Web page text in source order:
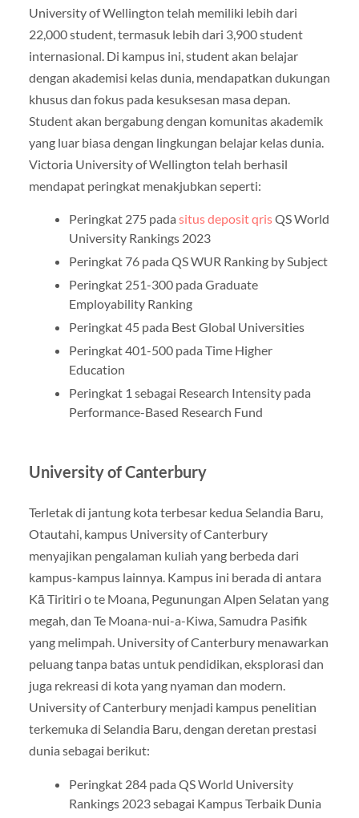
University of Wellington telah memiliki lebih dari
22,000 student, termasuk lebih dari 3,900 student
internasional. Di kampus ini, student akan belajar
dengan akademisi kelas dunia, mendapatkan dukungan
khusus dan fokus pada kesuksesan masa depan.
Student akan bergabung dengan komunitas akademik
yang luar biasa dengan lingkungan belajar kelas dunia.
Victoria University of Wellington telah berhasil
mendapat peringkat menakjubkan seperti:
Peringkat 275 pada situs deposit qrisQS World
University Rankings 2023
Peringkat 76 pada QS WUR Ranking by Subject
Peringkat 251-300 pada Graduate
Employability Ranking
Peringkat 45 pada Best Global Universities
Peringkat 401-500 pada Time Higher
Education
Peringkat 1 sebagai Research Intensity pada
Performance-Based Research Fund
University of Canterbury
Terletak di jantung kota terbesar kedua Selandia Baru,
Otautahi, kampus University of Canterbury
menyajikan pengalaman kuliah yang berbeda dari
kampus-kampus lainnya. Kampus ini berada di antara
Kā Tiritiri o te Moana, Pegunungan Alpen Selatan yang
megah, dan Te Moana-nui-a-Kiwa, Samudra Pasifik
yang melimpah. University of Canterbury menawarkan
peluang tanpa batas untuk pendidikan, eksplorasi dan
juga rekreasi di kota yang nyaman dan modern.
University of Canterbury menjadi kampus penelitian
terkemuka di Selandia Baru, dengan deretan prestasi
dunia sebagai berikut:
Peringkat 284 pada QS World University
Rankings 2023 sebagai Kampus Terbaik Dunia